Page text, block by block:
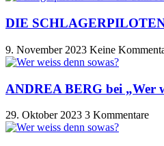
DIE
9. November 2023 Keine
ANDREA BERG bei „Wer
29. Oktober 2023 3 Kommentare